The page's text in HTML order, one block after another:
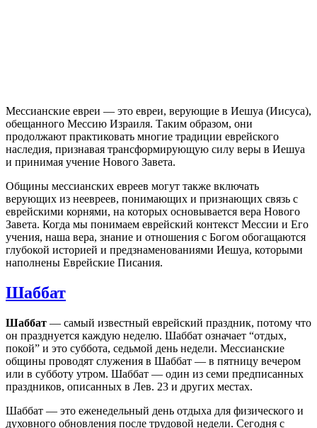
Мессианские евреи — это евреи, верующие в Иешуа (Иисуса),
обещанного Мессию Израиля. Таким образом, они
продолжают практиковать многие традиции еврейского
наследия, признавая трансформирующую силу веры в Иешуа
и принимая учение Нового Завета.
Общины мессианских евреев могут также включать
верующих из неевреев, понимающих и признающих связь с
еврейскими корнями, на которых основывается вера Нового
Завета. Когда мы понимаем еврейский контекст Мессии и Его
учения, наша вера, знание и отношения с Богом обогащаются
глубокой историей и предзнаменованиями Иешуа, которыми
наполнены Еврейские Писания.
Шаббат
Шаббат — самый известный еврейский праздник, потому что
он празднуется каждую неделю. Шаббат означает “отдых,
покой” и это суббота, седьмой день недели. Мессианские
общины проводят служения в Шаббат — в пятницу вечером
или в субботу утром. Шаббат — один из семи предписанных
праздников, описанных в Лев. 23 и других местах.
Шаббат — это еженедельный день отдыха для физического и
духовного обновления после трудовой недели. Сегодня с